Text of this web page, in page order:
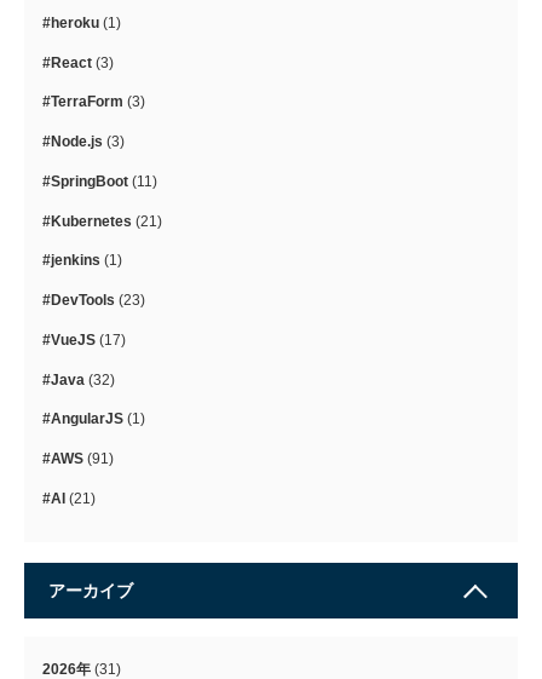
#heroku (1)
#React (3)
#TerraForm (3)
#Node.js (3)
#SpringBoot (11)
#Kubernetes (21)
#jenkins (1)
#DevTools (23)
#VueJS (17)
#Java (32)
#AngularJS (1)
#AWS (91)
#AI (21)
アーカイブ
2026年 (31)